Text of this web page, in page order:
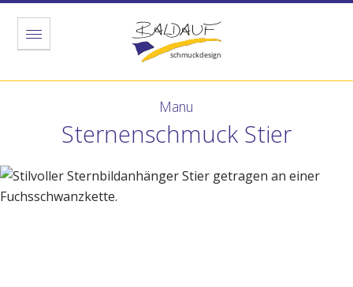
Manu
Sternenschmuck Stier